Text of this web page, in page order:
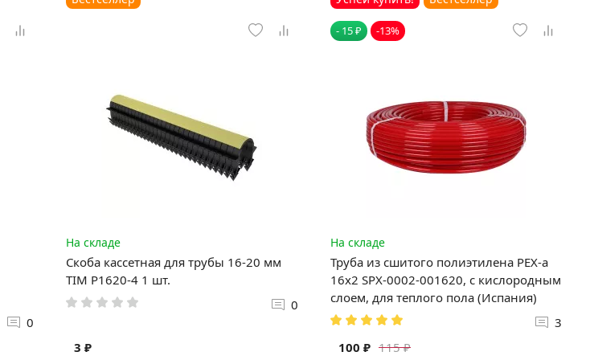
0
На складе
Скоба кассетная для трубы 16-20 мм
TIM P1620-4 1 шт.
0
3 ₽
- 15 ₽ -13%
На складе
Труба из сшитого полиэтилена PEX-a
16х2 SPX-0002-001620, с кислородным
слоем, для теплого пола (Испания)
3
115 ₽
100 ₽